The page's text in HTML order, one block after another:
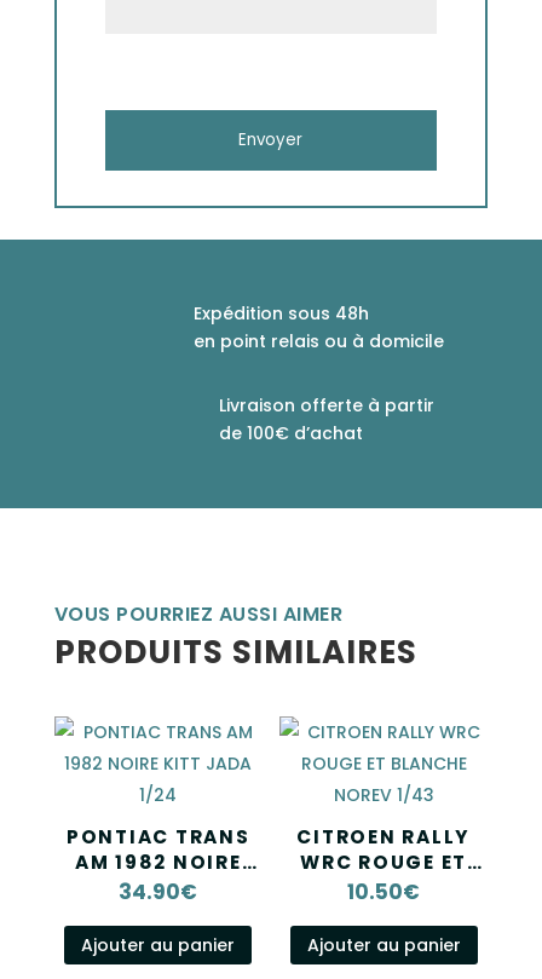
Expédition sous 48h
en point relais ou à domicile
Livraison offerte à partir
de 100€ d’achat
VOUS POURRIEZ AUSSI AIMER
PRODUITS SIMILAIRES
PONTIAC TRANS
AM 1982 NOIRE
KITT JADA 1/24
34.90€
Ajouter au panier
CITROEN RALLY
WRC ROUGE ET
BLANCHE NOREV
10.50€
Ajouter au panier